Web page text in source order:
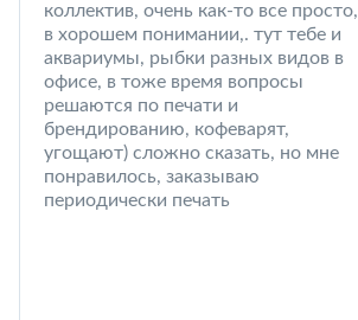
коллектив, очень как-то все просто,
в хорошем понимании,. тут тебе и
аквариумы, рыбки разных видов в
офисе, в тоже время вопросы
решаются по печати и
брендированию, кофеварят,
угощают) сложно сказать, но мне
понравилось, заказываю
периодически печать